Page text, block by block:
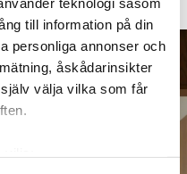
till information på din
personliga annonser och
åskådarinsikter
välja vilka som får